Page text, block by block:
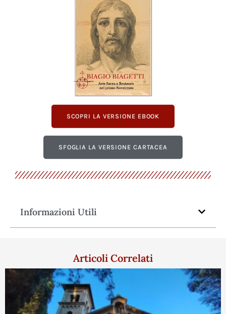
SCOPRI LA VERSIONE EBOOK
SFOGLIA LA VERSIONE CARTACEA
Informazioni Utili
Articoli Correlati